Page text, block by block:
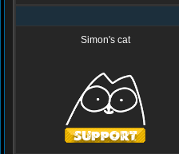
Simon's cat